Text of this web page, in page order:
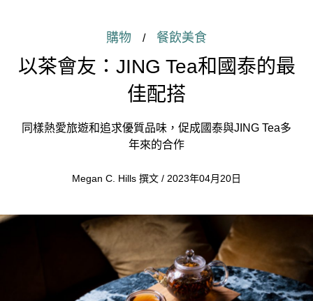
購物 / 餐飲美食
以茶會友：JING Tea和國泰的最
佳配搭
同樣熱愛旅遊和追求優質品味，促成國泰與JING Tea多
年來的合作
Megan C. Hills 撰文 / 2023年04月20日